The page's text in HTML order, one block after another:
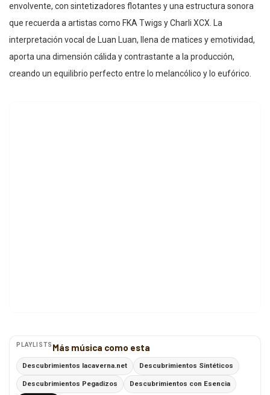
envolvente, con sintetizadores flotantes y una estructura sonora
que recuerda a artistas como FKA Twigs y Charli XCX. La
interpretación vocal de Luan Luan, llena de matices y emotividad,
aporta una dimensión cálida y contrastante a la producción,
creando un equilibrio perfecto entre lo melancólico y lo eufórico.
PLAYLISTS Más música como esta
Descubrimientos lacaverna.net Descubrimientos Sintéticos
Descubrimientos Pegadizos Descubrimientos con Esencia